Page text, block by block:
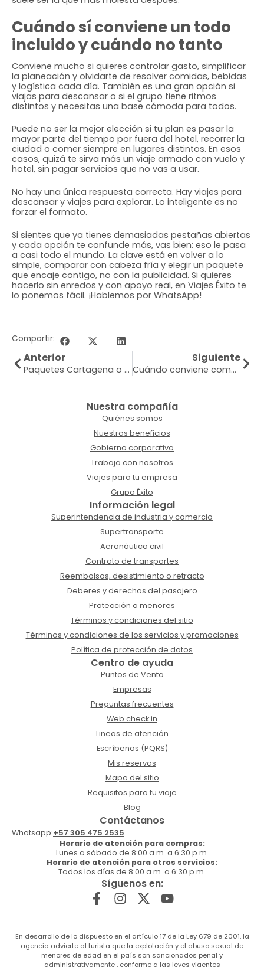
Cuándo sí conviene un todo
incluido y cuándo no tanto
Conviene mucho si quieres controlar gasto, simplificar
la planeación y olvidarte de resolver comidas, bebidas
y logística cada día. También es una gran opción si
viajas para descansar o si el grupo tiene ritmos
distintos y necesitas una base cómoda para todos.
Puede no ser la mejor elección si tu plan es pasar la
mayor parte del tiempo por fuera del hotel, recorrer la
ciudad o comer siempre en lugares distintos. En esos
casos, quizá te sirva más un viaje armado con vuelo y
hotel, sin pagar servicios que no vas a usar.
No hay una única respuesta correcta. Hay viajes para
descansar y viajes para explorar. Lo inteligente es no
forzar el formato.
Si sientes que ya tienes demasiadas pestañas abiertas
y cada opción te confunde más, vas bien: eso le pasa
a casi todo el mundo. La clave está en volver a lo
simple, comparar con cabeza fría y elegir un paquete
que encaje contigo, no con la publicidad. Si quieres
hacerlo sin enredos y con apoyo real, en Viajes Éxito te
lo ponemos fácil. ¡Hablemos por WhatsApp!
Compartir:
Anterior
Paquetes Cartagena o San Andrés: cuál elegir
Siguiente
Cuándo conviene comprar vuelos y pagar menos
Nuestra compañía
Quiénes somos
Nuestros beneficios
Gobierno corporativo
Trabaja con nosotros
Viajes para tu empresa
Grupo Éxito
Información legal
Superintendencia de industria y comercio
Supertransporte
Aeronáutica civil
Contrato de transportes
Reembolsos, desistimiento o retracto
Deberes y derechos del pasajero
Protección a menores
Términos y condiciones del sitio
Términos y condiciones de los servicios y promociones
Política de protección de datos
Centro de ayuda
Puntos de Venta
Empresas
Preguntas frecuentes
Web check in
Lineas de atención
Escríbenos (PQRS)
Mis reservas
Mapa del sitio
Requisitos para tu viaje
Blog
Contáctanos
Whatsapp:+57 305 475 2535
Horario de atención para compras:
Lunes a sábado de 8:00 a.m. a 6:30 p.m.
Horario de atención para otros servicios:
Todos los días de 8:00 a.m. a 6:30 p.m.
Síguenos en:
En desarrollo de lo dispuesto en el artículo 17 de la Ley 679 de 2001, la
agencia advierte al turista que la explotación y el abuso sexual de
menores de edad en el país son sancionados penal y
administrativamente , conforme a las leyes vigentes